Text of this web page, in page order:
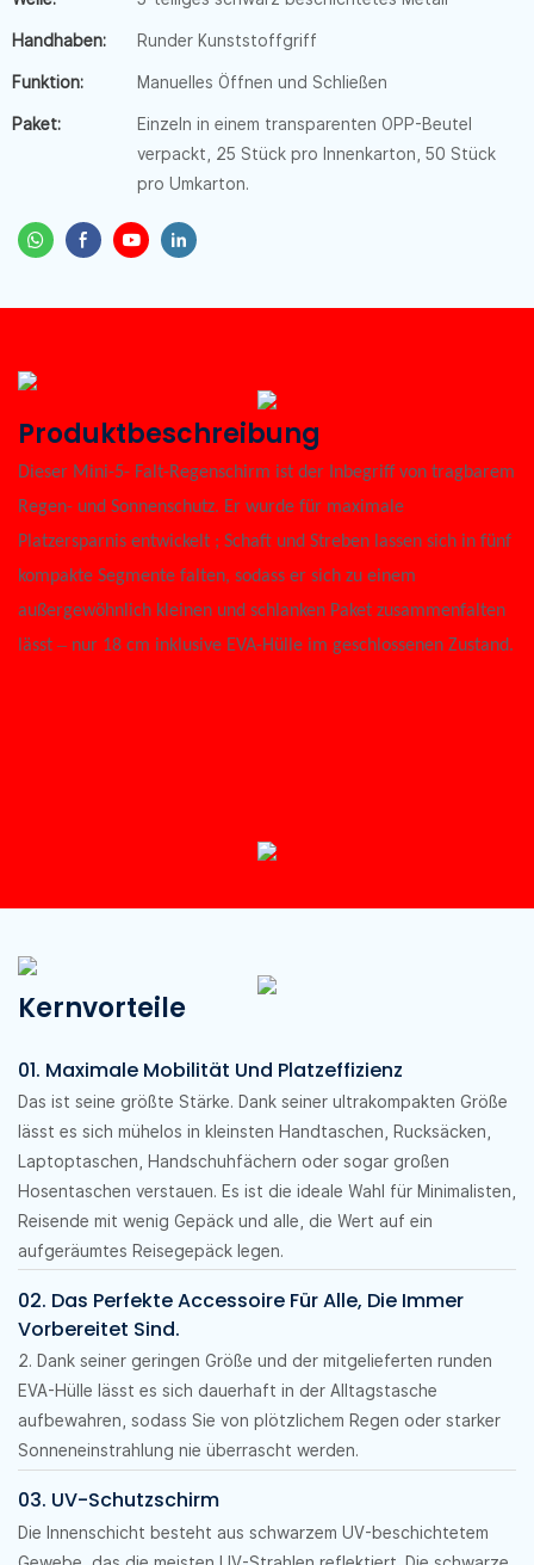
Handhaben: Runder Kunststoffgriff
Funktion: Manuelles Öffnen und Schließen
Paket:
Einzeln in einem transparenten OPP-Beutel
verpackt, 25 Stück pro Innenkarton, 50 Stück
pro Umkarton.
Produktbeschreibung
Dieser Mini-5- Falt-Regenschirm ist der Inbegriff von tragbarem
Regen- und Sonnenschutz. Er wurde für maximale
Platzersparnis entwickelt ; Schaft und Streben lassen sich in fünf
kompakte Segmente falten, sodass er sich zu einem
außergewöhnlich kleinen und schlanken Paket zusammenfalten
lässt – nur 18 cm inklusive EVA-Hülle im geschlossenen Zustand.
Kernvorteile
01. Maximale Mobilität Und Platzeffizienz
Das ist seine größte Stärke. Dank seiner ultrakompakten Größe
lässt es sich mühelos in kleinsten Handtaschen, Rucksäcken,
Laptoptaschen, Handschuhfächern oder sogar großen
Hosentaschen verstauen. Es ist die ideale Wahl für Minimalisten,
Reisende mit wenig Gepäck und alle, die Wert auf ein
aufgeräumtes Reisegepäck legen.
02. Das Perfekte Accessoire Für Alle, Die Immer
Vorbereitet Sind.
2. Dank seiner geringen Größe und der mitgelieferten runden
EVA-Hülle lässt es sich dauerhaft in der Alltagstasche
aufbewahren, sodass Sie von plötzlichem Regen oder starker
Sonneneinstrahlung nie überrascht werden.
03. UV-Schutzschirm
Die Innenschicht besteht aus schwarzem UV-beschichtetem